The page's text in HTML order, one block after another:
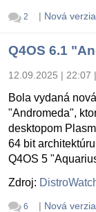
2 | Nová verzia
Q4OS 6.1
12.09.2025 | 22:07 |
Bola vydaná
"Andromeda",
desktopom
64 bit
Q4OS 5
Zdroj:
6 | Nová verzia